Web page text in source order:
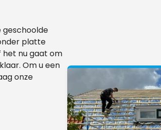
geschoolde
platte
het nu gaat om
Om u een
onze